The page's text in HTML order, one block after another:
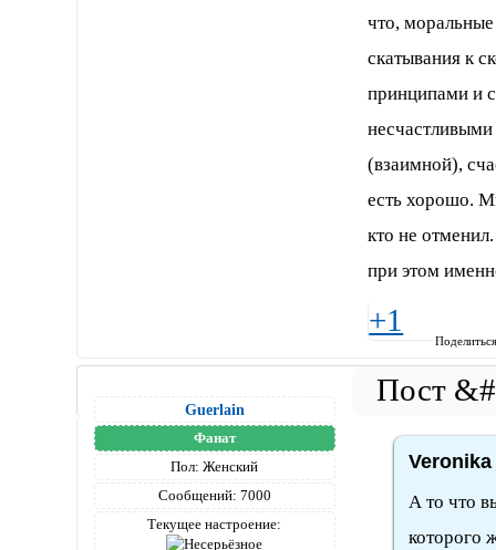
что,
скатывания к
принципами и
(взаимной),
есть хорошо.
кто не
при этом
+1
Guerlain
Фанат
Пол: Женский
Сообщений: 7000
Текущее настроение:
А то что
которого